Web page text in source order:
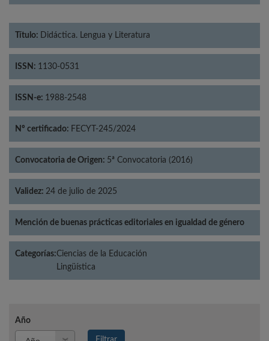
Título: Didáctica. Lengua y Literatura
ISSN: 1130-0531
ISSN-e: 1988-2548
Nº certificado: FECYT-245/2024
Convocatoria de Origen: 5ª Convocatoria (2016)
Validez: 24 de julio de 2025
Mención de buenas prácticas editoriales en igualdad de género
Categorías:Ciencias de la Educación
Lingüística
Año